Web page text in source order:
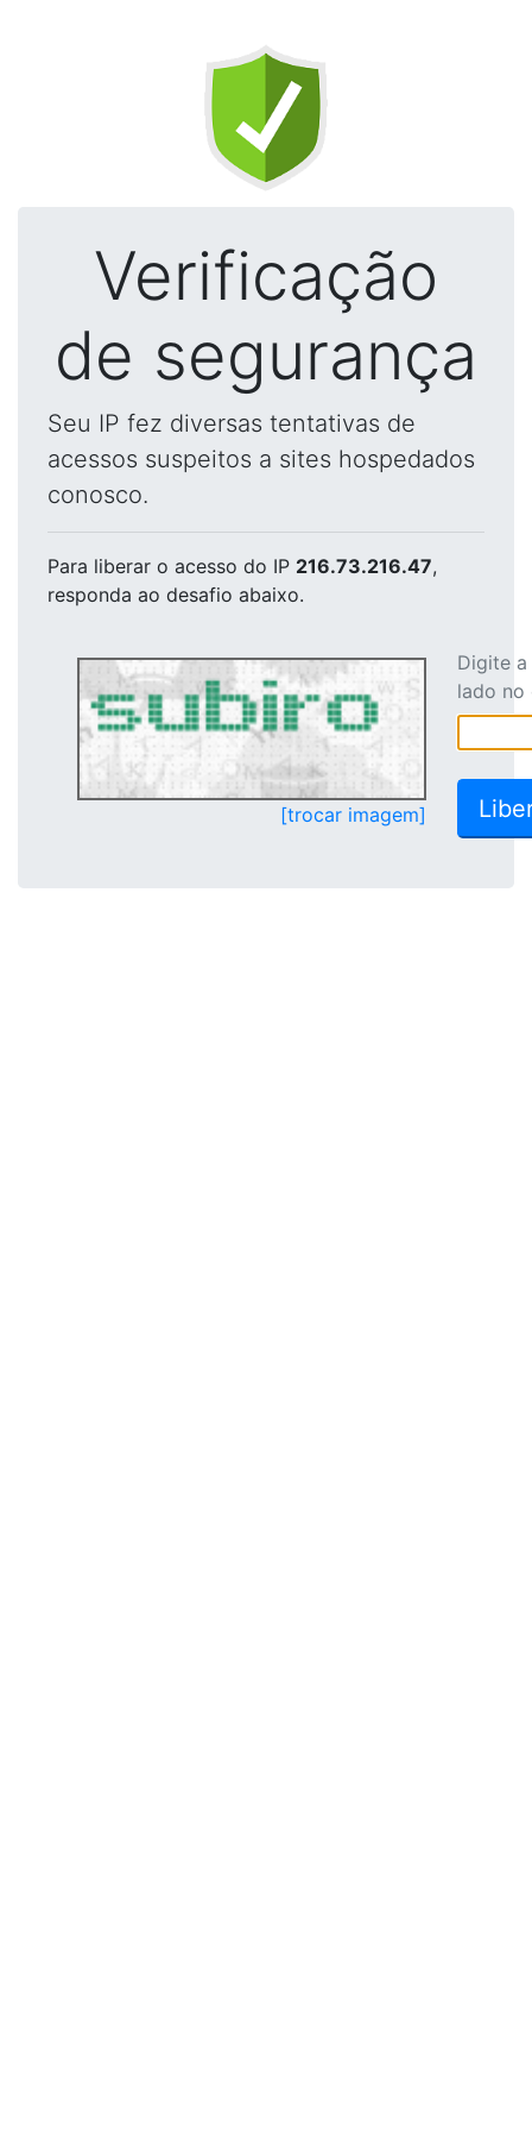
Verificação
de segurança
Seu IP fez diversas tentativas de
acessos suspeitos a sites hospedados
conosco.
Para liberar o acesso do IP 216.73.216.47,
responda ao desafio abaixo.
[trocar imagem]
Digite
lado no